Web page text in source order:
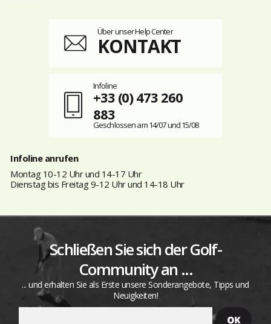
Über unser Help Center
KONTAKT
Infoline
+33 (0) 473 260
883
Geschlossen am 14/07 und 15/08
Infoline anrufen
Montag 10-12 Uhr und 14-17 Uhr
Dienstag bis Freitag 9-12 Uhr und 14-18 Uhr
Schließen Sie sich der Golf-
Community an ...
... und erhalten Sie als Erste unsere Sonderangebote, Tipps und
Neuigkeiten!